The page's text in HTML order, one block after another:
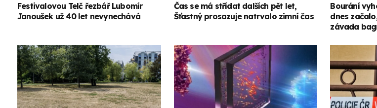
Festivalovou Telč řezbář Lubomír
Janoušek už 40 let nevynechává
Čas se má střídat dalších pět let,
Šťastný prosazuje natrvalo zimní čas
Bourání
dnes
závada